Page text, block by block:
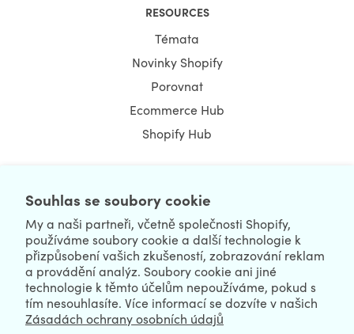
Souhlas se soubory cookie
My a naši partneři, včetně společnosti Shopify,
používáme soubory cookie a další technologie k
přizpůsobení vašich zkušeností, zobrazování reklam
a provádění analýz. Soubory cookie ani jiné
technologie k těmto účelům nepoužíváme, pokud s
tím nesouhlasíte. Více informací se dozvíte v našich
Zásadách ochrany osobních údajů
RESOURCES
Témata
Novinky Shopify
Porovnat
Ecommerce Hub
Shopify Hub
We're Worldwide We're Hiring
NEWSLETTER